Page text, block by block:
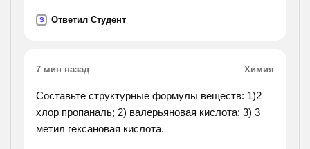
прилагательных с ударением на основе и
окончания прилагательных.).
S Ответил Студент
7 мин назад Химия
Составьте структурные формулы веществ: 1)2
хлор пропаналь; 2) валерьяновая кислота; 3) 3
метил гексановая кислота.